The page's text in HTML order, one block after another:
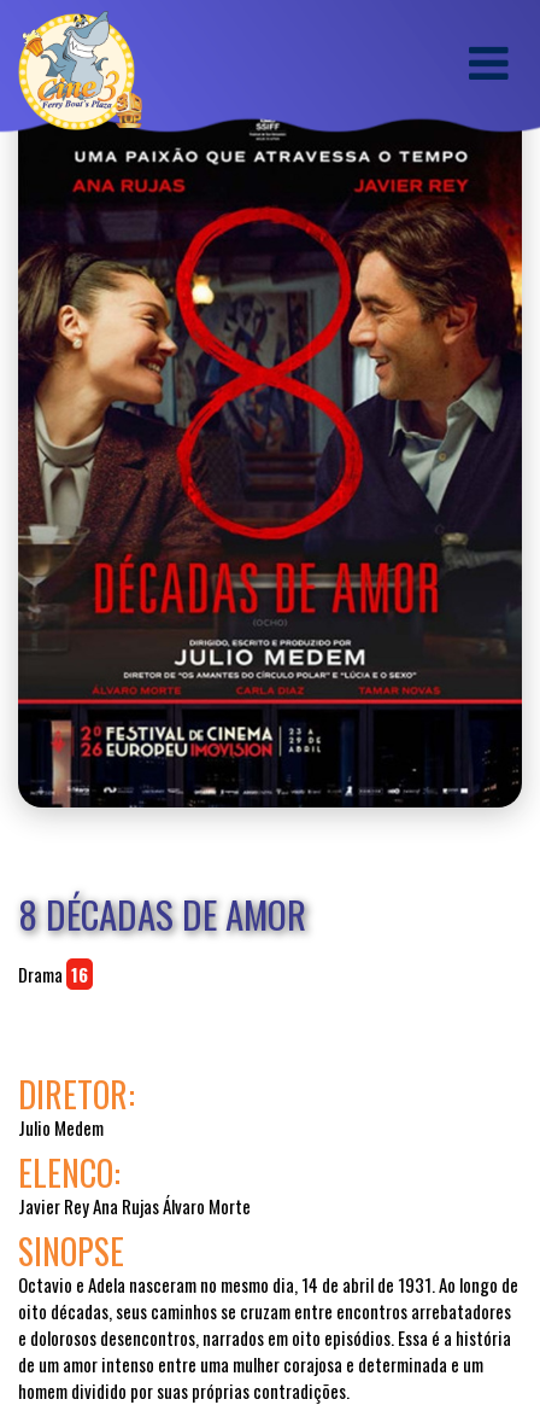
8 DÉCADAS DE AMOR
Drama 16
DIRETOR:
Julio Medem
ELENCO:
Javier Rey Ana Rujas Álvaro Morte
SINOPSE
Octavio e Adela nasceram no mesmo dia, 14 de abril de 1931. Ao longo de
oito décadas, seus caminhos se cruzam entre encontros arrebatadores
e dolorosos desencontros, narrados em oito episódios. Essa é a história
de um amor intenso entre uma mulher corajosa e determinada e um
homem dividido por suas próprias contradições.